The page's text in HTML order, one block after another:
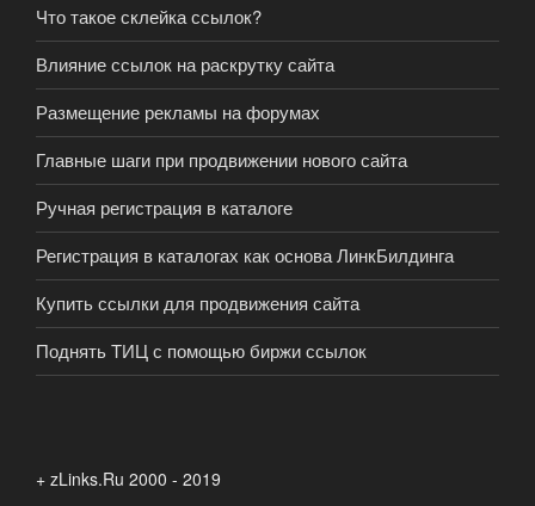
Что такое склейка ссылок?
Влияние ссылок на раскрутку сайта
Размещение рекламы на форумах
Главные шаги при продвижении нового сайта
Ручная регистрация в каталоге
Регистрация в каталогах как основа ЛинкБилдинга
Купить ссылки для продвижения сайта
Поднять ТИЦ с помощью биржи ссылок
+ zLinks.Ru 2000 - 2019